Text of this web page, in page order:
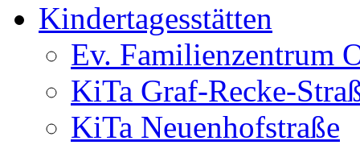
Kindertagesstätten
Ev. Familienzentrum
KiTa Graf-Recke-
KiTa Neuenhofstraße